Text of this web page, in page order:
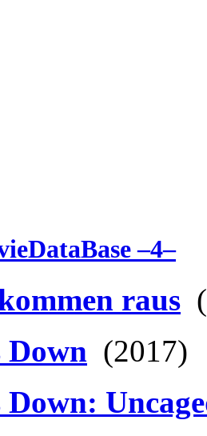
–4–
raus
Down (2017)